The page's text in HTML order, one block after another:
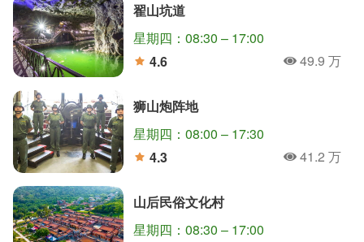
翟山坑道
星期四：08:30 – 17:00
4.6
人氣49.9 万
狮山炮阵地
星期四：08:00 – 17:30
4.3
人氣41.2 万
山后民俗文化村
星期四：08:30 – 17:00